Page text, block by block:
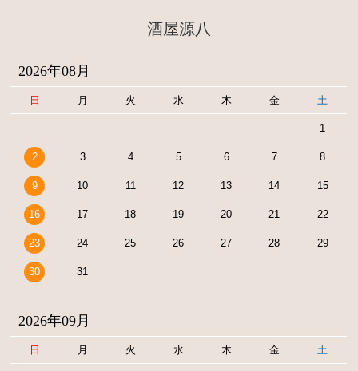
酒屋源八
2026年08月
日 月 火 水 木 金 土
1
2 3 4 5 6 7 8
9 10 11 12 13 14 15
16 17 18 19 20 21 22
23 24 25 26 27 28 29
30 31
2026年09月
日 月 火 水 木 金 土